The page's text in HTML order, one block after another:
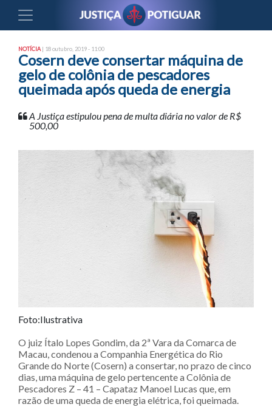
NOTÍCIA | 18 outubro, 2019 - 11:00
Cosern deve consertar máquina de
gelo de colônia de pescadores
queimada após queda de energia
A Justiça estipulou pena de multa diária no valor de R$
500,00
Foto:Ilustrativa
O juiz Ítalo Lopes Gondim, da 2ª Vara da Comarca de
Macau, condenou a Companhia Energética do Rio
Grande do Norte (Cosern) a consertar, no prazo de cinco
dias, uma máquina de gelo pertencente a Colônia de
Pescadores Z – 41 – Capataz Manoel Lucas que, em
razão de uma queda de energia elétrica, foi queimada.